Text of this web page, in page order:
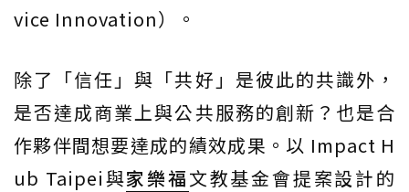
vice Innovation）。
除了「信任」與「共好」是彼此的共識外，
是否達成商業上與公共服務的創新？也是合
作夥伴間想要達成的績效成果。以 Impact H
ub Taipei與家樂福文教基金會提案設計的